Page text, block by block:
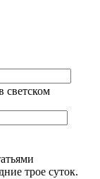
светском
трое суток.